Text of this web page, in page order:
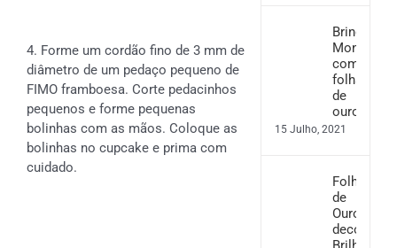
4. Forme um cordão fino de 3 mm de
diâmetro de um pedaço pequeno de
FIMO framboesa. Corte pedacinhos
pequenos e forme pequenas
bolinhas com as mãos. Coloque as
bolinhas no cupcake e prima com
cuidado.
Brincos
Monstera
com
folha
de
ouro
15 Julho, 2021
Folha
de
Ouro
decorativo